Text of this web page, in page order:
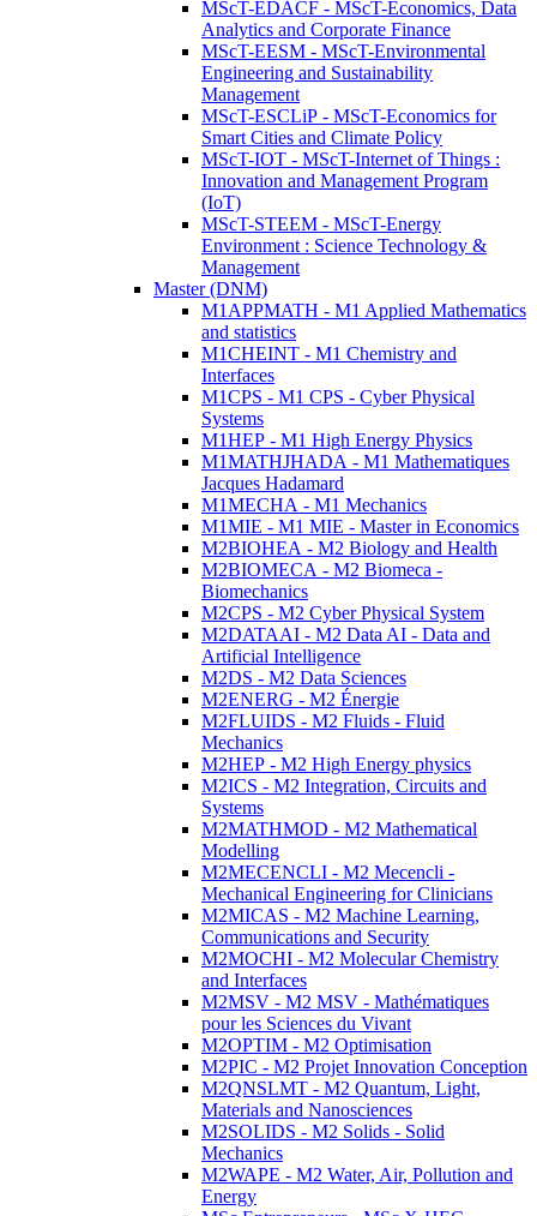
MScT-EDACF - MScT-Economics, Data
Analytics and Corporate Finance
MScT-EESM - MScT-Environmental
Engineering and Sustainability
Management
MScT-ESCLiP - MScT-Economics for
Smart Cities and Climate Policy
MScT-IOT - MScT-Internet of Things :
Innovation and Management Program
(IoT)
MScT-STEEM - MScT-Energy
Environment : Science Technology &
Management
Master (DNM)
M1APPMATH - M1 Applied Mathematics
and statistics
M1CHEINT - M1 Chemistry and
Interfaces
M1CPS - M1 CPS - Cyber Physical
Systems
M1HEP - M1 High Energy Physics
M1MATHJHADA - M1 Mathematiques
Jacques Hadamard
M1MECHA - M1 Mechanics
M1MIE - M1 MIE - Master in Economics
M2BIOHEA - M2 Biology and Health
M2BIOMECA - M2 Biomeca -
Biomechanics
M2CPS - M2 Cyber Physical System
M2DATAAI - M2 Data AI - Data and
Artificial Intelligence
M2DS - M2 Data Sciences
M2ENERG - M2 Énergie
M2FLUIDS - M2 Fluids - Fluid
Mechanics
M2HEP - M2 High Energy physics
M2ICS - M2 Integration, Circuits and
Systems
M2MATHMOD - M2 Mathematical
Modelling
M2MECENCLI - M2 Mecencli -
Mechanical Engineering for Clinicians
M2MICAS - M2 Machine Learning,
Communications and Security
M2MOCHI - M2 Molecular Chemistry
and Interfaces
M2MSV - M2 MSV - Mathématiques
pour les Sciences du Vivant
M2OPTIM - M2 Optimisation
M2PIC - M2 Projet Innovation Conception
M2QNSLMT - M2 Quantum, Light,
Materials and Nanosciences
M2SOLIDS - M2 Solids - Solid
Mechanics
M2WAPE - M2 Water, Air, Pollution and
Energy